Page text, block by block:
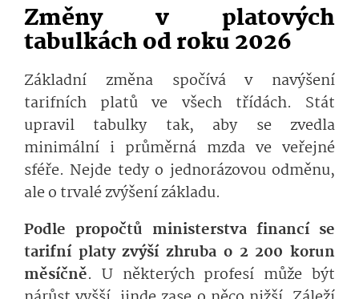
Změny v platových
tabulkách od roku 2026
Základní změna spočívá v navýšení
tarifních platů ve všech třídách. Stát
upravil tabulky tak, aby se zvedla
minimální i průměrná mzda ve veřejné
sféře. Nejde tedy o jednorázovou odměnu,
ale o trvalé zvýšení základu.
Podle propočtů ministerstva financí se
tarifní platy zvýší zhruba o 2 200 korun
měsíčně. U některých profesí může být